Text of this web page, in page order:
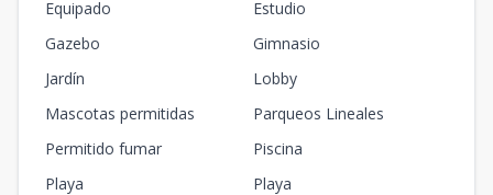
Equipado
Estudio
Gazebo
Gimnasio
Jardín
Lobby
Mascotas permitidas
Parqueos Lineales
Permitido fumar
Piscina
Playa
Playa